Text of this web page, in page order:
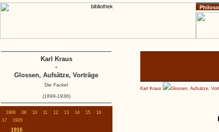
Karl Kraus Glossen, Aufsätze,
1906 08 10 11 12 13 14 15
16
17
1920
1916
Karl Kraus
-
Glossen, Aufsätze, Vorträge
Die Fackel
(1899-1936)